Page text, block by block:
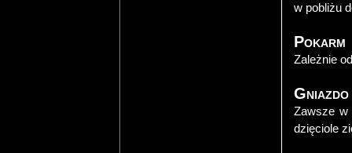
w pobliżu
Pokarm
Zależnie
Gniazdo
Zawsze w
dzięciole